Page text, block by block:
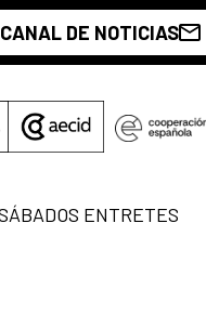
DE NOTICIAS
ENTRETES